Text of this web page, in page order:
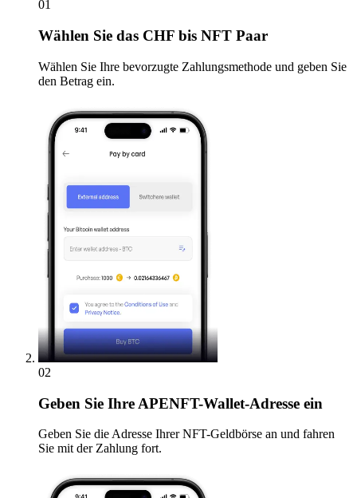
01
Wählen Sie das CHF bis NFT Paar
Wählen Sie Ihre bevorzugte Zahlungsmethode und geben Sie
den Betrag ein.
02
Geben Sie Ihre APENFT-Wallet-Adresse ein
Geben Sie die Adresse Ihrer NFT-Geldbörse an und fahren
Sie mit der Zahlung fort.